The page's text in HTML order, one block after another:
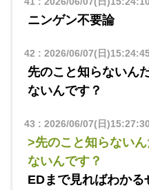
ニンゲン不要論
42 : 2026/06/07(日
先のこと知らないん
ないんです？
43 : 2026/06/07(日)15:27:30
>先のこと知らない
ないんです？
EDまで見ればわかる